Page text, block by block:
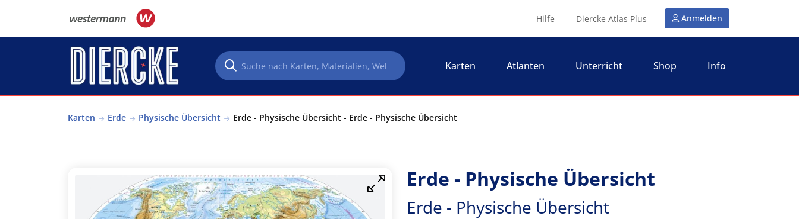
Hilfe Diercke Atlas Plus Anmelden
Karten Atlanten Unterricht Shop Info
Karten Erde Physische Übersicht Erde - Physische Übersicht - Erde - Physische Übersicht
Erde - Physische Übersicht
Erde - Physische Übersicht